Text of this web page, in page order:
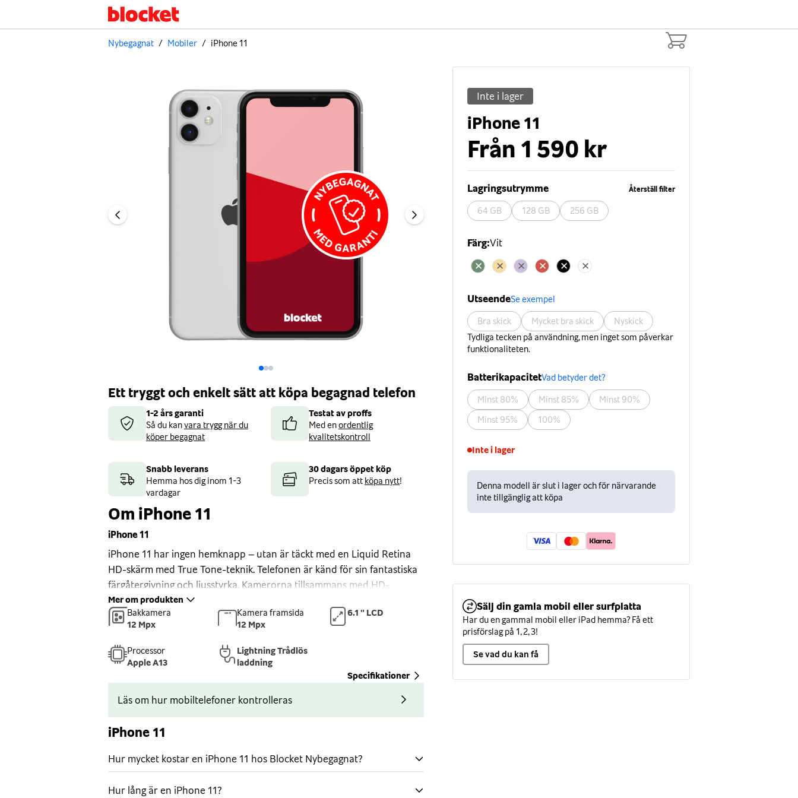
Nybegagnat / Mobiler / iPhone 11
Ett tryggt och enkelt sätt att köpa begagnad telefon
1-2 års garanti
Så du kanvara trygg när du
köper begagnat
Testat av proffs
Med enordentlig
kvalitetskontroll
Snabb leverans
Hemma hos dig inom 1-3
vardagar
30 dagars öppet köp
Precis som att köpa nytt!
Om iPhone 11
iPhone 11
iPhone 11 har ingen hemknapp – utan är täckt med en Liquid Retina
HD-skärm med True Tone-teknik. Telefonen är känd för sin fantastiska
färgåtergivning och ljusstyrka. Kamerorna tillsammans med HD-
skärmen ger dig ett proffsigt resultat på alla dina bilder i
ultravidvinkelsobjektiv.
Med Face ID behöver du endast titta på din telefon för att låsa upp
den. Detta kan du även kombinera med applikationer som använder
Face ID som lösenord – tryggaste tekniken för identifiering och
dessutom så enkelt. iPhone 11 är nu 30% snabbare, fungerar på längre
håll och från fler vinklar än hos tidigare iPhone-modeller.
Kamerorna
Med sin 12 MP dubbelkamera kan du räkna med kvalitet ut i
fingerspetsarna. iPhone 11 ger dig en unik vidvinkel och ett teleobjektiv
som fånga upp fyra gånger mer av det du ser. Tack vare den nya
Mer om produkten
Bakkamera
12 Mpx
Kamera framsida
12 Mpx
6.1 " LCD
Processor
Apple A13
Lightning Trådlös
laddning
Specifikationer
Läs om hur mobiltelefoner kontrolleras
iPhone 11
Hur mycket kostar en iPhone 11 hos Blocket Nybegagnat?
Hur lång är en iPhone 11?
Inte i lager
iPhone 11
Från 1 590 kr
Återställ filter
Lagringsutrymme
64 GB 128 GB 256 GB
Färg:Vit
UtseendeSe exempel
Bra skick Mycket bra skick
Nyskick
Tydliga tecken på användning, men inget som påverkar
funktionaliteten.
BatterikapacitetVad betyder det?
Minst 80% Minst 85%
Minst 90%
Minst 95%
100%
Inte i lager
Denna modell är slut i lager och för närvarande
inte tillgänglig att köpa
Sälj din gamla mobil eller surfplatta
Har du en gammal mobil eller iPad hemma? Få ett
prisförslag på 1, 2, 3!
Se vad du kan få